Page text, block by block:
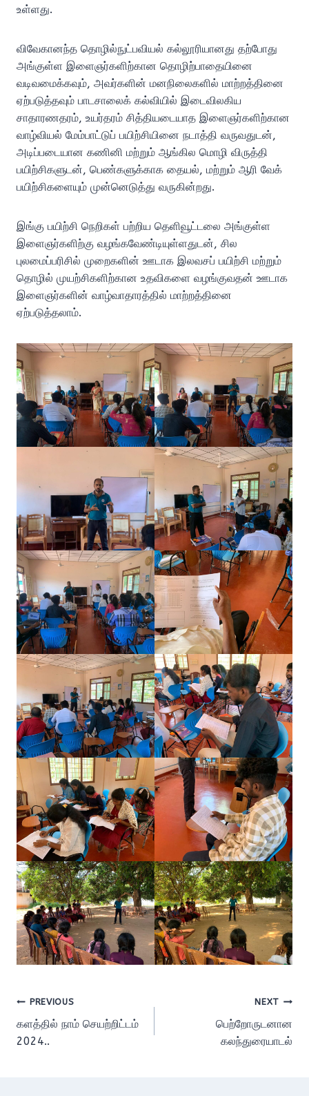
உள்ளது.
விவேகானந்த தொழில்நுட்பவியல் கல்லூரியானது தற்போது
அங்குள்ள இளைஞர்களிற்கான தொழிற்பாதையினை
வடிவமைக்கவும், அவர்களின் மனநிலைகளில் மாற்றத்தினை
ஏற்படுத்தவும் பாடசாலைக் கல்வியில் இடைவிலகிய
சாதாரணதரம், உயர்தரம் சித்தியடையாத இளைஞர்களிற்கான
வாழ்வியல் மேம்பாட்டுப் பயிற்சியினை நடாத்தி வருவதுடன்,
அடிப்படையான கணினி மற்றும் ஆங்கில மொழி விருத்தி
பயிற்சிகளுடன், பெண்களுக்காக தையல், மற்றும் ஆரி வேக்
பயிற்சிகளையும் முன்னெடுத்து வருகின்றது.
இங்கு பயிற்சி நெறிகள் பற்றிய தெளிவூட்டலை அங்குள்ள
இளைஞர்களிற்கு வழங்கவேண்டியுள்ளதுடன், சில
புலமைப்பரிசில் முறைகளின் ஊடாக இலவசப் பயிற்சி மற்றும்
தொழில் முயற்சிகளிற்கான உதவிகளை வழங்குவதன் ஊடாக
இளைஞர்களின் வாழ்வாதாரத்தில் மாற்றத்தினை
ஏற்படுத்தலாம்.
Post
navigation
PREVIOUS
களத்தில் நாம் செயற்றிட்டம்
2024..
NEXT
பெற்றோருடனான
கலந்துரையாடல்